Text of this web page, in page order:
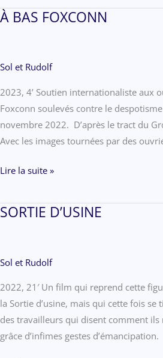
QUI
CROIENT
À BAS FOXCONN
Sol et Rudolf
2023, 4’ Soutien internationaliste aux
Foxconn soulevés contre le
novembre 2022. D’après le tract du
Avec les images tournées par des
À
FOXCONN
Lire la suite »
SORTIE D’USINE
Sol et Rudolf
2022, 21′ Un film qui reprend cette
la Sortie d’usine, mais qui cette fois
des travailleurs qui disent comment ils
grâce d’infimes gestes d’émancipation.